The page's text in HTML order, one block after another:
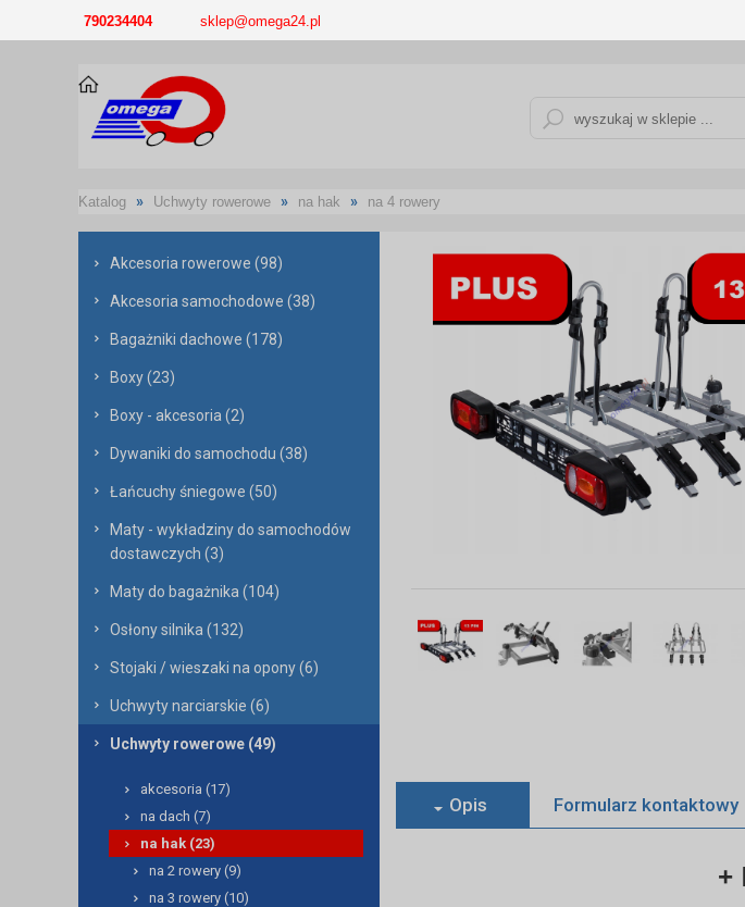
790234404 sklep@omega24.pl
Katalog » Uchwyty rowerowe » na hak » na 4 rowery
Akcesoria rowerowe (98)
Akcesoria samochodowe (38)
Bagażniki dachowe (178)
Boxy (23)
Boxy - akcesoria (2)
Dywaniki do samochodu (38)
Łańcuchy śniegowe (50)
Maty - wykładziny do samochodów
dostawczych (3)
Maty do bagażnika (104)
Osłony silnika (132)
Stojaki / wieszaki na opony (6)
Uchwyty narciarskie (6)
Uchwyty rowerowe (49)
akcesoria (17)
na dach (7)
na hak (23)
na 2 rowery (9)
na 3 rowery (10)
Opis Formularz kontaktowy
+